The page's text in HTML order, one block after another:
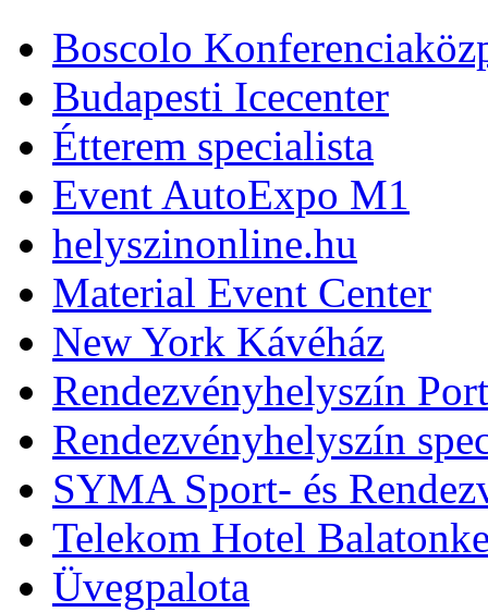
Boscolo
Budapesti Icecenter
Étterem specialista
Event AutoExpo M1
helyszinonline.hu
Material Event Center
New York Kávéház
Rendezvényhelyszín
Rendezvényhelyszín
SYMA Sport- és
Telekom Hotel
Üvegpalota